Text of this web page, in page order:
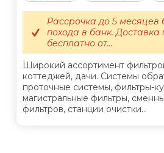
Широкий ассортимент
коттеджей, дачи. Системы
проточные системы, фильтры-
магистральные фильтры,
фильтров, станции очистки...
Рассрочка до 5 месяцев
похода в банк. Доставка
бесплатно от...